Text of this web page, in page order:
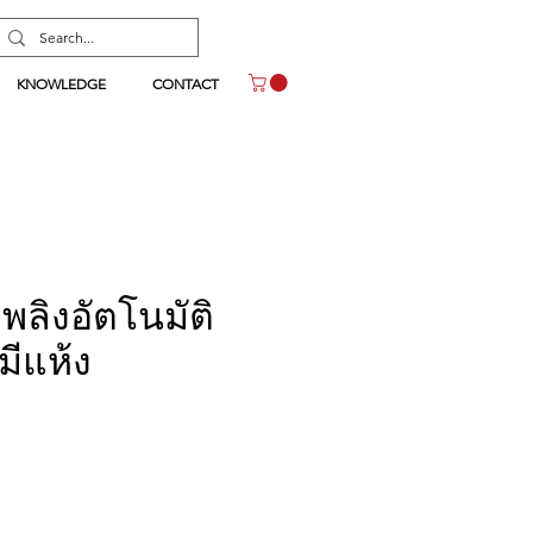
KNOWLEDGE CONTACT
พลิงอัตโนมัติ
แห้ง